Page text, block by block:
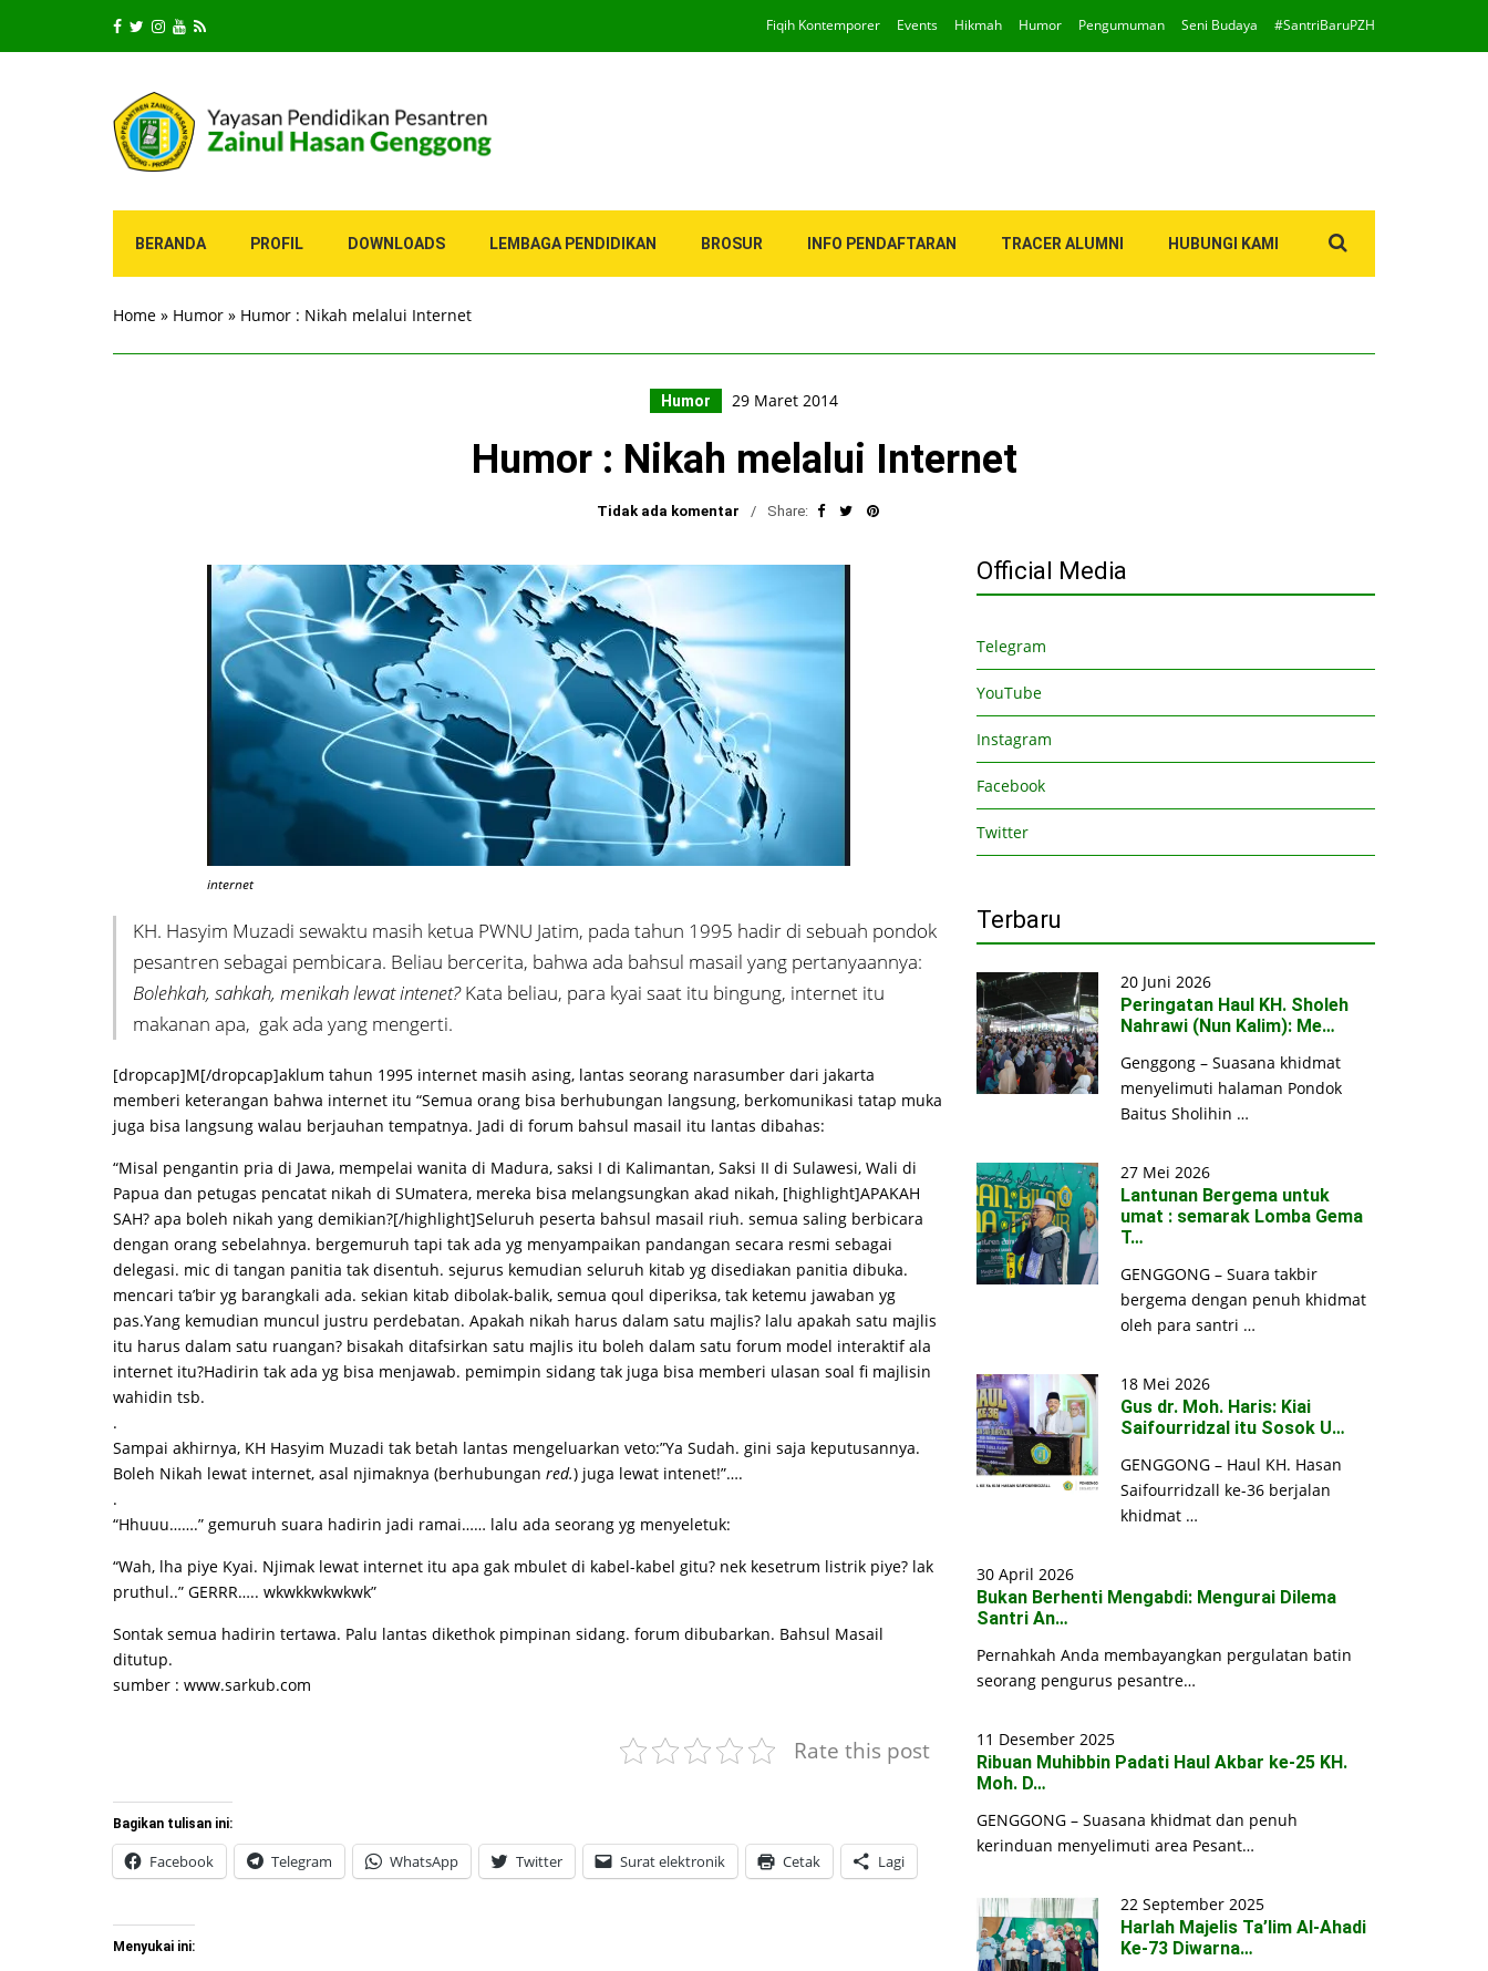
Fiqih Kontemporer Events Hikmah Humor Pengumuman Seni Budaya #SantriBaruPZH
BERANDA PROFIL DOWNLOADS LEMBAGA PENDIDIKAN BROSUR INFO PENDAFTARAN TRACER ALUMNI HUBUNGI KAMI
for:
Home » Humor » Humor : Nikah melalui Internet
Humor 29 Maret 2014
Humor : Nikah melalui Internet
Tidak ada komentar Share:
internet
KH. Hasyim Muzadi sewaktu masih ketua PWNU Jatim, pada tahun 1995 hadir di sebuah pondok
pesantren sebagai pembicara. Beliau bercerita, bahwa ada bahsul masail yang pertanyaannya:
Bolehkah, sahkah, menikah lewat intenet?Kata beliau, para kyai saat itu bingung, internet itu
makanan apa, gak ada yang mengerti.
[dropcap]M[/dropcap]aklum tahun 1995 internet masih asing, lantas seorang narasumber dari jakarta
memberi keterangan bahwa internet itu “Semua orang bisa berhubungan langsung, berkomunikasi tatap muka
juga bisa langsung walau berjauhan tempatnya. Jadi di forum bahsul masail itu lantas dibahas:
“Misal pengantin pria di Jawa, mempelai wanita di Madura, saksi I di Kalimantan, Saksi II di Sulawesi, Wali di
Papua dan petugas pencatat nikah di SUmatera, mereka bisa melangsungkan akad nikah, [highlight]APAKAH
SAH? apa boleh nikah yang demikian?[/highlight]Seluruh peserta bahsul masail riuh. semua saling berbicara
dengan orang sebelahnya. bergemuruh tapi tak ada yg menyampaikan pandangan secara resmi sebagai
delegasi. mic di tangan panitia tak disentuh. sejurus kemudian seluruh kitab yg disediakan panitia dibuka.
mencari ta’bir yg barangkali ada. sekian kitab dibolak-balik, semua qoul diperiksa, tak ketemu jawaban yg
pas.Yang kemudian muncul justru perdebatan. Apakah nikah harus dalam satu majlis? lalu apakah satu majlis
itu harus dalam satu ruangan? bisakah ditafsirkan satu majlis itu boleh dalam satu forum model interaktif ala
internet itu?Hadirin tak ada yg bisa menjawab. pemimpin sidang tak juga bisa memberi ulasan soal fi majlisin
wahidin tsb.
.
Sampai akhirnya, KH Hasyim Muzadi tak betah lantas mengeluarkan veto:”Ya Sudah. gini saja keputusannya.
Boleh Nikah lewat internet, asal njimaknya (berhubungan red.) juga lewat intenet!”….
.
“Hhuuu…….” gemuruh suara hadirin jadi ramai…… lalu ada seorang yg menyeletuk:
“Wah, lha piye Kyai. Njimak lewat internet itu apa gak mbulet di kabel-kabel gitu? nek kesetrum listrik piye? lak
pruthul..” GERRR….. wkwkkwkwkwk”
Sontak semua hadirin tertawa. Palu lantas dikethok pimpinan sidang. forum dibubarkan. Bahsul Masail
ditutup.
sumber : www.sarkub.com
Rate this post
Bagikan tulisan ini:
Facebook Telegram WhatsApp Twitter Surat elektronik Cetak Lagi
Menyukai ini:
Official Media
Telegram
YouTube
Instagram
Facebook
Twitter
Terbaru
20 Juni 2026
Peringatan Haul KH. Sholeh
Nahrawi (Nun Kalim): Me…
Genggong – Suasana khidmat
menyelimuti halaman Pondok
Baitus Sholihin …
27 Mei 2026
Lantunan Bergema untuk
umat : semarak Lomba Gema
T…
GENGGONG – Suara takbir
bergema dengan penuh khidmat
oleh para santri …
18 Mei 2026
Gus dr. Moh. Haris: Kiai
Saifourridzal itu Sosok U…
GENGGONG – Haul KH. Hasan
Saifourridzall ke-36 berjalan
khidmat …
30 April 2026
Bukan Berhenti Mengabdi: Mengurai Dilema
Santri An…
Pernahkah Anda membayangkan pergulatan batin
seorang pengurus pesantre…
11 Desember 2025
Ribuan Muhibbin Padati Haul Akbar ke-25 KH.
Moh. D…
GENGGONG – Suasana khidmat dan penuh
kerinduan menyelimuti area Pesant…
22 September 2025
Harlah Majelis Ta’lim Al-Ahadi
Ke-73 Diwarna…